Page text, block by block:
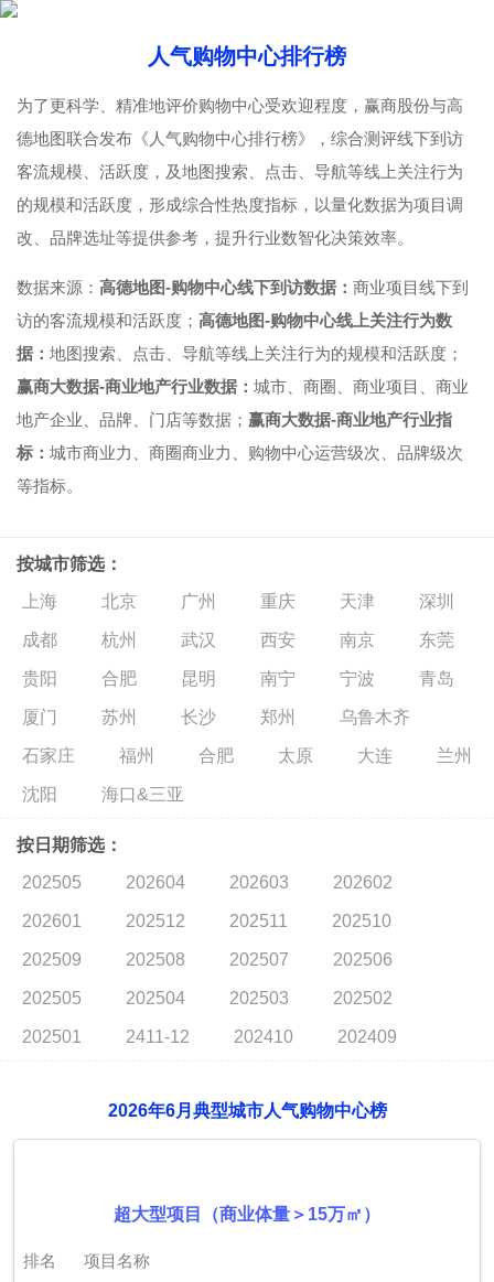
人气购物中心排行榜
为了更科学、精准地评价购物中心受欢迎程度，赢商股份与高
德地图联合发布《人气购物中心排行榜》，综合测评线下到访
客流规模、活跃度，及地图搜索、点击、导航等线上关注行为
的规模和活跃度，形成综合性热度指标，以量化数据为项目调
改、品牌选址等提供参考，提升行业数智化决策效率。
数据来源： 高德地图-购物中心线下到访数据： 商业项目线下到
访的客流规模和活跃度； 高德地图-购物中心线上关注行为数
据： 地图搜索、点击、导航等线上关注行为的规模和活跃度；
赢商大数据-商业地产行业数据： 城市、商圈、商业项目、商业
地产企业、品牌、门店等数据； 赢商大数据-商业地产行业指
标： 城市商业力、商圈商业力、购物中心运营级次、品牌级次
等指标。
按城市筛选：
上海
北京 广州 重庆 天津 深圳
成都 杭州 武汉 西安 南京 东莞
贵阳 合肥 昆明 南宁 宁波 青岛
厦门 苏州 长沙 郑州 乌鲁木齐
石家庄 福州 合肥 太原 大连 兰州
沈阳 海口&三亚
按日期筛选：
202505
202604 202603 202602
202601 202512 202511 202510
202509 202508 202507 202506
202505 202504 202503 202502
202501 2411-12 202410 202409
2026年6月典型城市人气购物中心榜
超大型项目（商业体量＞15万㎡）
排名 项目名称